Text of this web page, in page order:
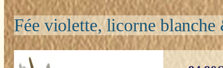
Fée violette, licorne